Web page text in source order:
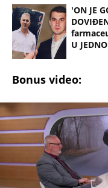
'ON JE
U JEDNO
Bonus video: